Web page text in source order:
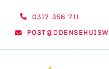
0317 358 711